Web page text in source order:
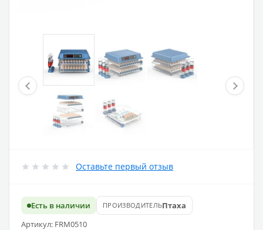
Оставьте первый отзыв
Есть в наличии ПРОИЗВОДИТЕЛЬПтаха
Артикул: FRM0510